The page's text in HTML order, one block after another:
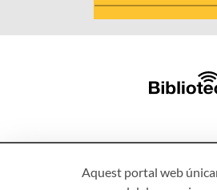
Aquest portal web